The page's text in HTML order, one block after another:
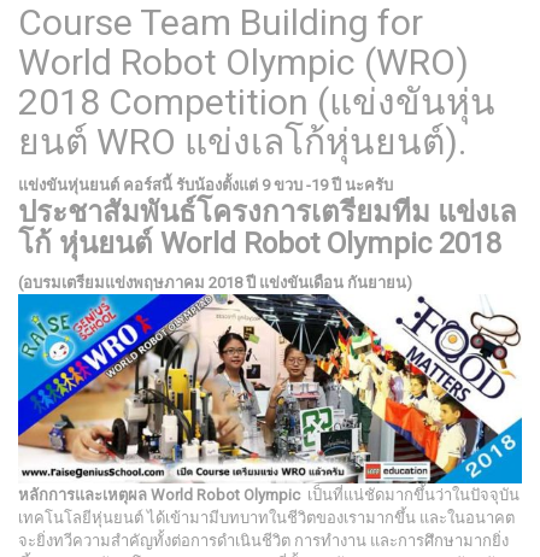
Course Team Building for
World Robot Olympic (WRO)
2018 Competition (แข่งขันหุ่น
ยนต์ WRO แข่งเลโก้หุ่นยนต์).
แข่งขันหุ่นยนต์ คอร์สนี้ รับน้องตั้งแต่ 9 ขวบ -19 ปี นะครับ
ประชาสัมพันธ์โครงการเตรียมทีม แข่งเล
โก้ หุ่นยนต์ World Robot Olympic 2018
(อบรมเตรียมแข่งพฤษภาคม 2018 ปี แข่งขันเดือน กันยายน)
หลักการและเหตุผล World Robot Olympic เป็นที่แน่ชัดมากขึ้นว่าในปัจจุบัน
เทคโนโลยีหุ่นยนต์ ได้เข้ามามีบทบาทในชีวิตของเรามากขึ้น และในอนาคต
จะยิ่งทวีความสำคัญทั้งต่อการดำเนินชีวิต การทำงาน และการศึกษามากยิ่ง